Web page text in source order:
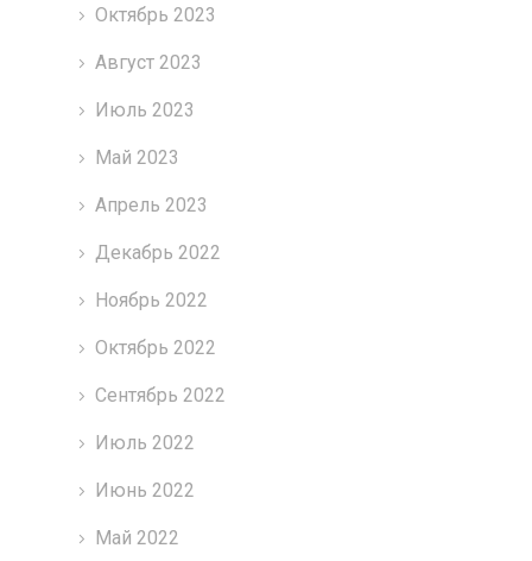
Октябрь 2023
Август 2023
Июль 2023
Май 2023
Апрель 2023
Декабрь 2022
Ноябрь 2022
Октябрь 2022
Сентябрь 2022
Июль 2022
Июнь 2022
Май 2022